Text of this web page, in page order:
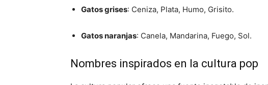
Gatos grises: Ceniza, Plata, Humo, Grisito.
Gatos naranjas: Canela, Mandarina, Fuego, Sol.
Nombres inspirados en la cultura pop